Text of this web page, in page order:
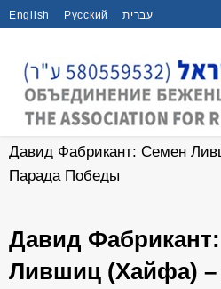
English Русский עברית
Главная / Интервью /
Давид Фабрикант: Семен
Парада Победы
Давид
Лившиц (Хайфа) –